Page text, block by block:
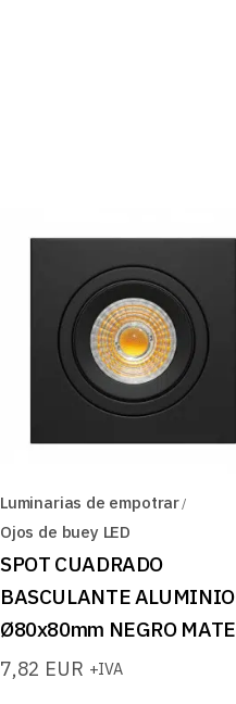
Luminarias de empotrar
Ojos de buey LED
SPOT CUADRADO
BASCULANTE ALUMINIO
Ø80x80mm NEGRO MATE
7,82 EUR +IVA